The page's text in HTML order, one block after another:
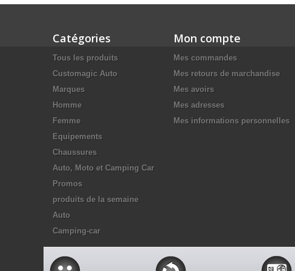
Catégories
Tous les produits
Customagic Auto
Marques
Homme
Femme
Equipements
Chaussures
Auto, Moto et Camping Car
Promos
produits de la semaine
Auto
Camping-car
Mon compte
Mes commandes
Mes retours de marchandise
Mes avoirs
Mes adresses
Mes informations personnelles